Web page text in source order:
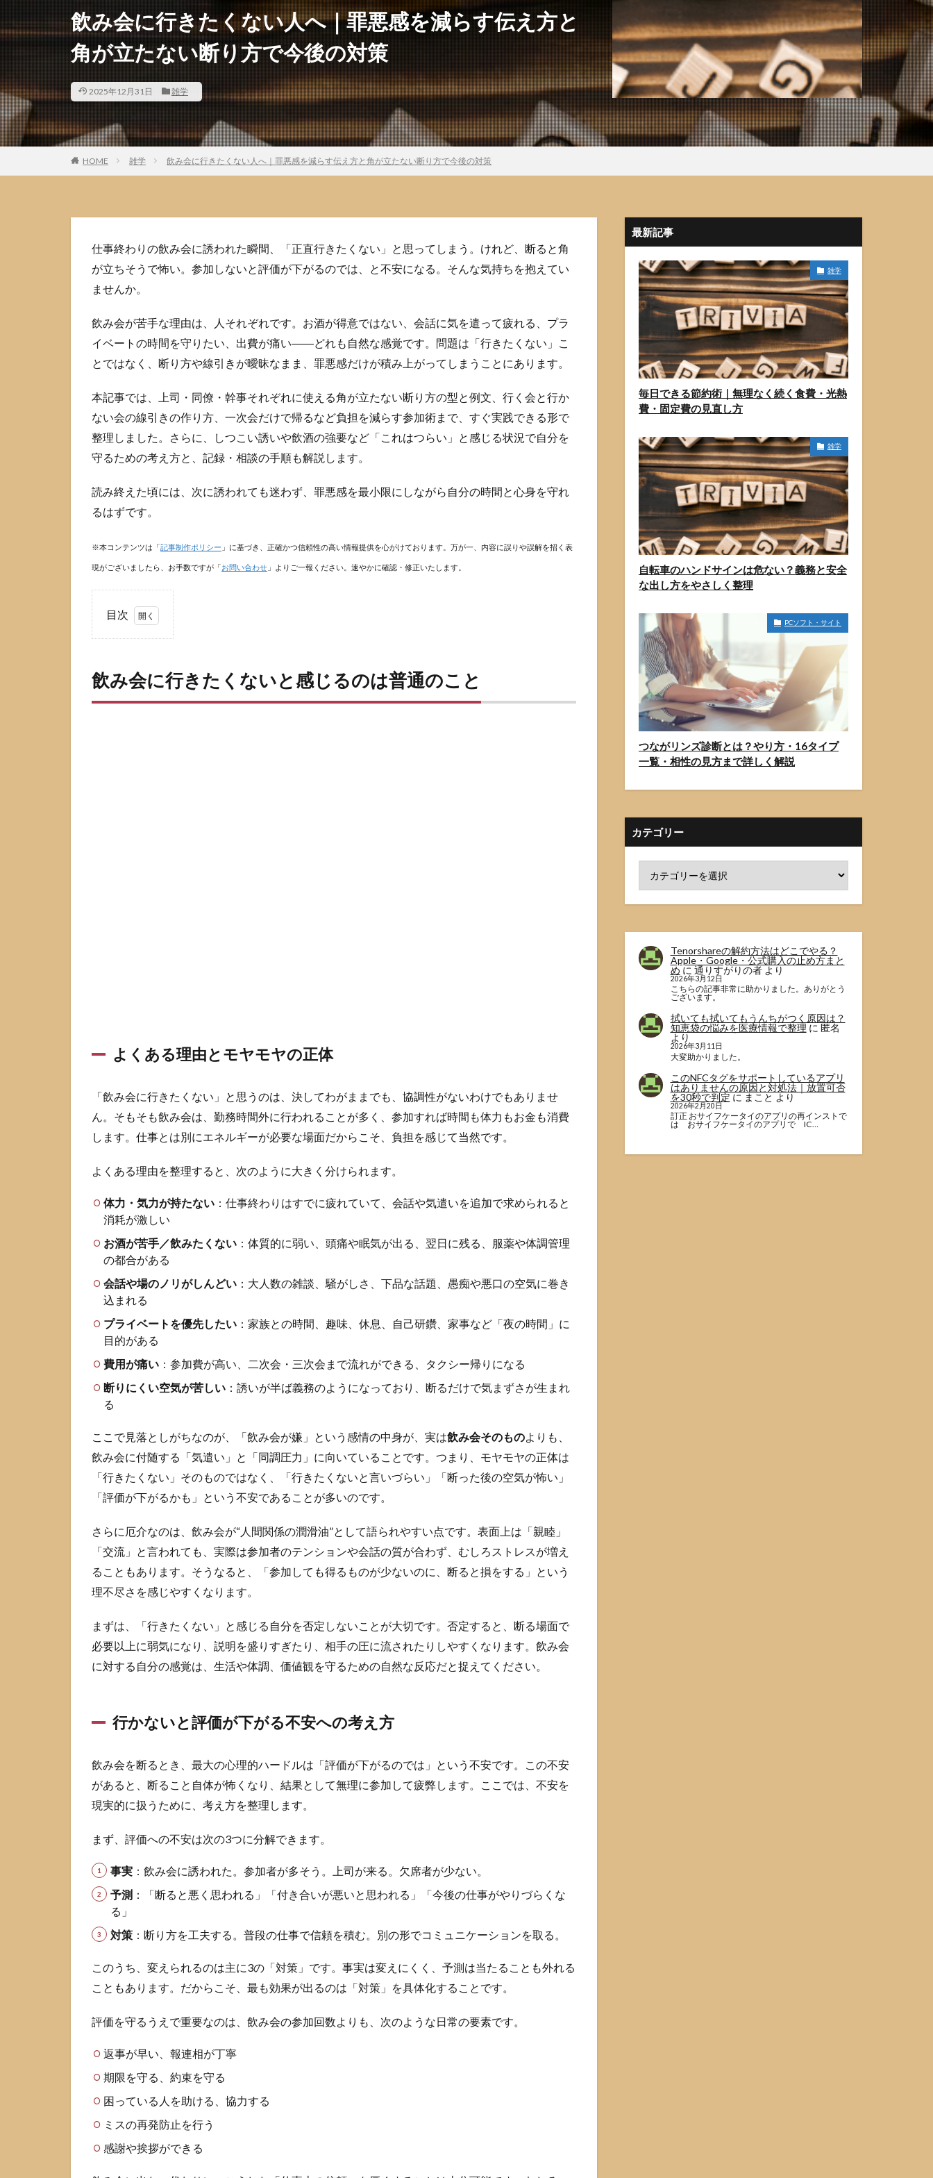
飲み会に行きたくない人へ｜罪悪感を減らす伝え方と
角が立たない断り方で今後の対策
2025年12月31日 雑学
HOME 雑学 飲み会に行きたくない人へ｜罪悪感を減らす伝え方と角が立たない断り方で今後の対策
仕事終わりの飲み会に誘われた瞬間、「正直行きたくない」と思ってしまう。けれど、断ると角
が立ちそうで怖い。参加しないと評価が下がるのでは、と不安になる。そんな気持ちを抱えてい
ませんか。
飲み会が苦手な理由は、人それぞれです。お酒が得意ではない、会話に気を遣って疲れる、プラ
イベートの時間を守りたい、出費が痛い――どれも自然な感覚です。問題は「行きたくない」こ
とではなく、断り方や線引きが曖昧なまま、罪悪感だけが積み上がってしまうことにあります。
本記事では、上司・同僚・幹事それぞれに使える角が立たない断り方の型と例文、行く会と行か
ない会の線引きの作り方、一次会だけで帰るなど負担を減らす参加術まで、すぐ実践できる形で
整理しました。さらに、しつこい誘いや飲酒の強要など「これはつらい」と感じる状況で自分を
守るための考え方と、記録・相談の手順も解説します。
読み終えた頃には、次に誘われても迷わず、罪悪感を最小限にしながら自分の時間と心身を守れ
るはずです。
※本コンテンツは「記事制作ポリシー 」に基づき、正確かつ信頼性の高い情報提供を心がけております。万が一、内容に誤りや誤解を招く表
現がございましたら、お手数ですが「お問い合わせ 」よりご一報ください。速やかに確認・修正いたします。
目次
会
ヤの
1.2
行か
ない
と評
下が
安へ
の考
え方
2
飲
み
会
角
が
た
ず
に
断
基
本
ル
ー
ル
2.1
断り
方の
型は
感謝
→結
短い
理由
案
理由
は言
い、
嘘は
整合
性が
LINE・
れぞれ
のポイ
ント
そ
の
ま
使
る
断
り
方
文
集
相
飲み会に行きたくないと感じるのは普通のこと
よくある理由とモヤモヤの正体
「飲み会に行きたくない」と思うのは、決してわがままでも、協調性がないわけでもありませ
ん。そもそも飲み会は、勤務時間外に行われることが多く、参加すれば時間も体力もお金も消費
します。仕事とは別にエネルギーが必要な場面だからこそ、負担を感じて当然です。
よくある理由を整理すると、次のように大きく分けられます。
体力・気力が持たない ：仕事終わりはすでに疲れていて、会話や気遣いを追加で求められると
消耗が激しい
お酒が苦手／飲みたくない ：体質的に弱い、頭痛や眠気が出る、翌日に残る、服薬や体調管理
の都合がある
会話や場のノリがしんどい ：大人数の雑談、騒がしさ、下品な話題、愚痴や悪口の空気に巻き
込まれる
プライベートを優先したい ：家族との時間、趣味、休息、自己研鑽、家事など「夜の時間」に
目的がある
費用が痛い ：参加費が高い、二次会・三次会まで流れができる、タクシー帰りになる
断りにくい空気が苦しい ：誘いが半ば義務のようになっており、断るだけで気まずさが生まれ
る
ここで見落としがちなのが、「飲み会が嫌」という感情の中身が、実は飲み会そのものよりも、
飲み会に付随する「気遣い」と「同調圧力」に向いていることです。つまり、モヤモヤの正体は
「行きたくない」そのものではなく、「行きたくないと言いづらい」「断った後の空気が怖い」
「評価が下がるかも」という不安であることが多いのです。
さらに厄介なのは、飲み会が“人間関係の潤滑油”として語られやすい点です。表面上は「親睦」
「交流」と言われても、実際は参加者のテンションや会話の質が合わず、むしろストレスが増え
ることもあります。そうなると、「参加しても得るものが少ないのに、断ると損をする」という
理不尽さを感じやすくなります。
まずは、「行きたくない」と感じる自分を否定しないことが大切です。否定すると、断る場面で
必要以上に弱気になり、説明を盛りすぎたり、相手の圧に流されたりしやすくなります。飲み会
に対する自分の感覚は、生活や体調、価値観を守るための自然な反応だと捉えてください。
行かないと評価が下がる不安への考え方
飲み会を断るとき、最大の心理的ハードルは「評価が下がるのでは」という不安です。この不安
があると、断ること自体が怖くなり、結果として無理に参加して疲弊します。ここでは、不安を
現実的に扱うために、考え方を整理します。
まず、評価への不安は次の3つに分解できます。
事実 ：飲み会に誘われた。参加者が多そう。上司が来る。欠席者が少ない。
予測 ：「断ると悪く思われる」「付き合いが悪いと思われる」「今後の仕事がやりづらくな
る」
対策 ：断り方を工夫する。普段の仕事で信頼を積む。別の形でコミュニケーションを取る。
このうち、変えられるのは主に3の「対策」です。事実は変えにくく、予測は当たることも外れる
こともあります。だからこそ、最も効果が出るのは「対策」を具体化することです。
評価を守るうえで重要なのは、飲み会の参加回数よりも、次のような日常の要素です。
返事が早い、報連相が丁寧
期限を守る、約束を守る
困っている人を助ける、協力する
ミスの再発防止を行う
感謝や挨拶ができる
最新記事
雑学
毎日できる節約術｜無理なく続く食費・光熱
費・固定費の見直し方
雑学
自転車のハンドサインは危ない？義務と安全
な出し方をやさしく整理
PCソフト・サイト
つながリンズ診断とは？やり方・16タイプ
一覧・相性の見方まで詳しく解説
カテゴリー
Tenorshareの解約方法はどこでやる？
Apple・Google・公式購入の止め方まと
め に 通りすがりの者より
2026年3月12日
こちらの記事非常に助かりました。ありがとう
ございます。
拭いても拭いてもうんちがつく原因は？
知恵袋の悩みを医療情報で整理 に 匿名
より
2026年3月11日
大変助かりました。
このNFCタグをサポートしているアプリ
はありませんの原因と対処法｜放置可否
を30秒で判定 に まこと より
2026年2月20日
訂正 おサイフケータイのアプリの再インストで
は おサイフケータイのアプリで IC…